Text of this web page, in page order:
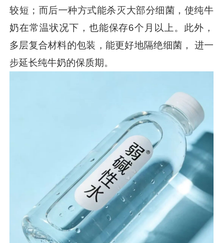
较短；而后一种方式能杀灭大部分细菌，使纯牛
奶在常温状况下，也能保存6个月以上。此外，
多层复合材料的包装，能更好地隔绝细菌， 进一
步延长纯牛奶的保质期。